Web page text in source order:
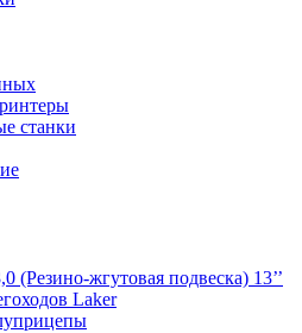
станки
(Резино-жгутовая подвеска) 13’’
Laker